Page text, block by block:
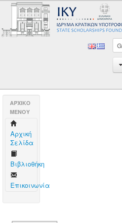
AΡΧΙΚΟ
ΜΕΝΟΥ
Aρχική
Σελίδα
Βιβλιοθήκη
Επικοινωνία